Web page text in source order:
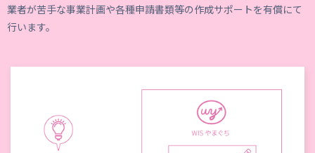
業者が苦手な事業計画や各種申請書類等の作成サポートを有償にて
行います。